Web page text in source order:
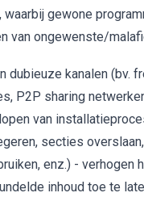
waarbij gewone
van ongewenste/
dubieuze kanalen (bv.
P2P sharing
van
secties
enz.) - verhogen
inhoud toe te